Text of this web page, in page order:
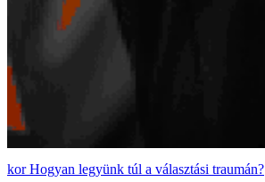
Hogyan legyünk túl a választási traumán?